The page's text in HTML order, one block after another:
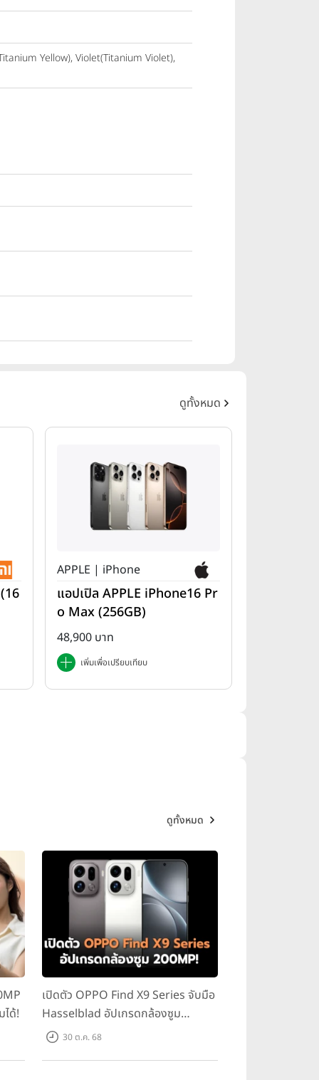
Yellow), Violet(Titanium Violet),
ดูทั้งหมด
APPLE | iPhone
แอปเปิล APPLE iPhone16 Pr
o Max (256GB)
48,900 บาท
เพิ่มเพื่อเปรียบเทียบ
ดูทั้งหมด
ด้!
เปิดตัว OPPO Find X9 Series จับมือ
Hasselblad อัปเกรดกล้องซูม
200MP!30 ต.ค. 68